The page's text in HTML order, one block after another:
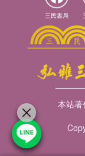
三民書局
本站著